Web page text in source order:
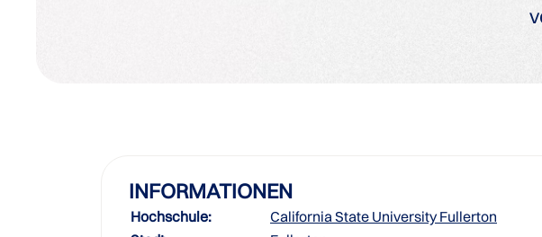
INFORMATIONEN
Hochschule:
California State University Fullerton